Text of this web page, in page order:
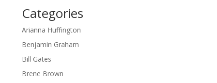
Categories
Arianna Huffington
Benjamin Graham
Bill Gates
Brene Brown